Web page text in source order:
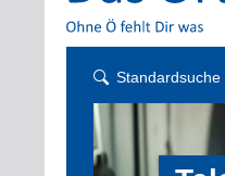
Standardsuche